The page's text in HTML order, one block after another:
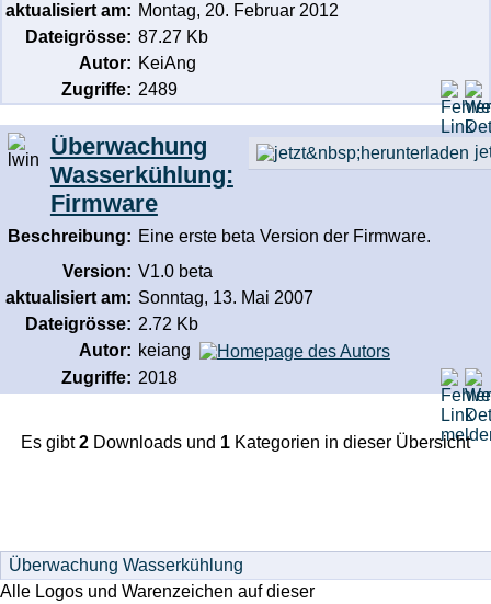
aktualisiert am: Montag, 20. Februar 2012
Dateigrösse: 87.27 Kb
Autor: KeiAng
Zugriffe: 2489
Überwachung
Wasserkühlung:
Firmware
Beschreibung: Eine erste beta Version der Firmware.
Version: V1.0 beta
aktualisiert am: Sonntag, 13. Mai 2007
Dateigrösse: 2.72 Kb
Autor: keiang
Zugriffe: 2018
Es gibt2 Downloads und 1 Kategorien in dieser Übersicht
Alle Logos und Warenzeichen auf dieser